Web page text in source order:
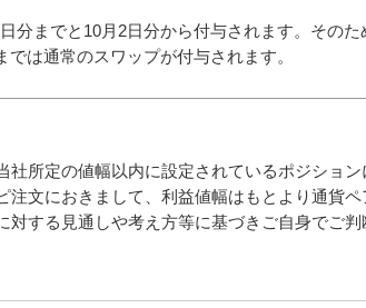
分までと10月2日分から付与されます。その
は通常のスワップが付与されます。
所定の値幅以内に設定されているポジショ
注文におきまして、利益値幅はもとより通貨
対する見通しや考え方等に基づきご自身でご